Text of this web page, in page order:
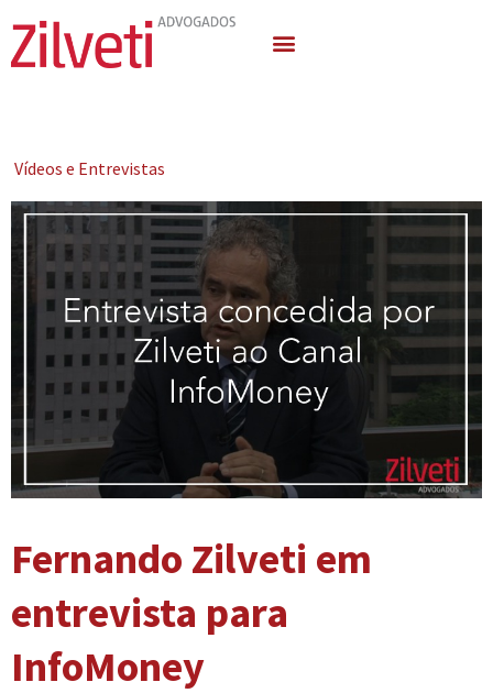
Vídeos e Entrevistas
Fernando Zilveti em
entrevista para
InfoMoney